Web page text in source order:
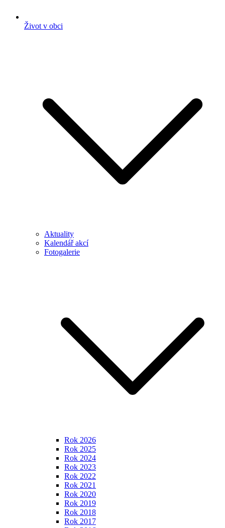
Život v obci
Aktuality
Kalendář akcí
Fotogalerie
Rok 2026
Rok 2025
Rok 2024
Rok 2023
Rok 2022
Rok 2021
Rok 2020
Rok 2019
Rok 2018
Rok 2017